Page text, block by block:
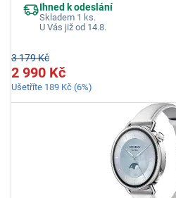
Ihned k odeslání
Skladem 1 ks.
U Vás již od 14.8.
3 179 Kč
2 990 Kč
Ušetříte 189 Kč (6%)